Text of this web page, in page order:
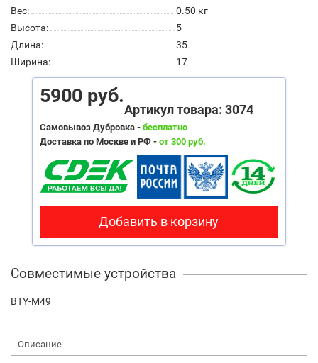
Вес:
0.50 кг
Высота:
5
Длина:
35
Ширина:
17
5900 руб.
Артикул товара: 3074
Самовывоз Дубровка - бесплатно
Доставка по Москве и РФ - от 300 руб.
Добавить в корзину
Совместимые устройства
BTY-M49
Описание